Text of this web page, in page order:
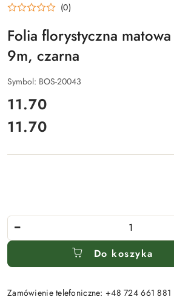
(0)
Folia florystyczna
9m, czarna
Symbol: BOS-20043
cena:
11.70
Cena:
11.70
Ilość
Do koszyka
Zamówienie telefoniczne: +48 724 661 881